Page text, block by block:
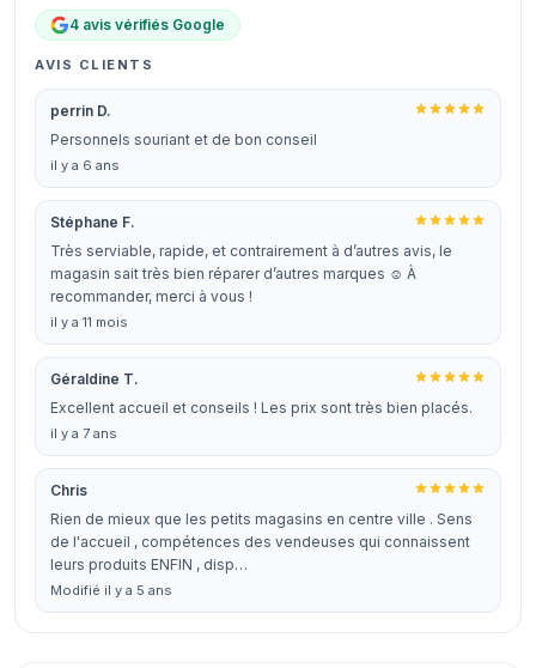
4 avis vérifiés Google
AVIS CLIENTS
perrin D.
Personnels souriant et de bon conseil
il y a 6 ans
Stéphane F.
Très serviable, rapide, et contrairement à d’autres avis, le
magasin sait très bien réparer d’autres marques ☺️ À
recommander, merci à vous !
il y a 11 mois
Géraldine T.
Excellent accueil et conseils ! Les prix sont très bien placés.
il y a 7 ans
Chris
Rien de mieux que les petits magasins en centre ville . Sens
de l'accueil , compétences des vendeuses qui connaissent
leurs produits ENFIN , disp…
Modifié il y a 5 ans